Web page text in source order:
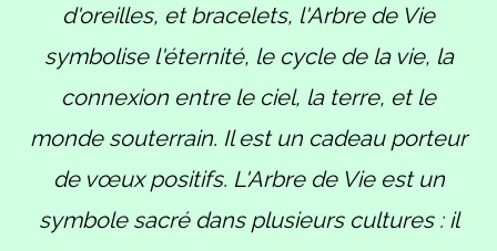
d'oreilles, et bracelets, l'Arbre de Vie
symbolise l'éternité, le cycle de la vie, la
connexion entre le ciel, la terre, et le
monde souterrain. Il est un cadeau porteur
de vœux positifs. L'Arbre de Vie est un
symbole sacré dans plusieurs cultures : il